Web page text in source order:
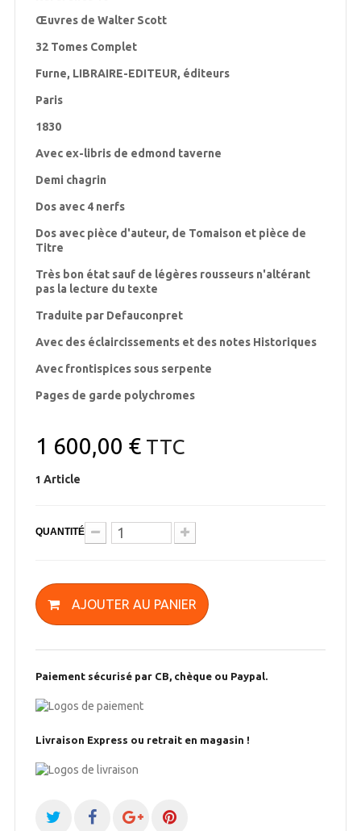
Œuvres de Walter Scott
32 Tomes Complet
Furne, LIBRAIRE-EDITEUR, éditeurs
Paris
1830
Avec ex-libris de edmond taverne
Demi chagrin
Dos avec 4 nerfs
Dos avec pièce d'auteur, de Tomaison et pièce de
Titre
Très bon état sauf de légères rousseurs n'altérant
pas la lecture du texte
Traduite par Defauconpret
Avec des éclaircissements et des notes Historiques
Avec frontispices sous serpente
Pages de garde polychromes
1 600,00 €TTC
1 Article
QUANTITÉ
AJOUTER AU PANIER
Paiement sécurisé par CB, chèque ou Paypal.
Livraison Express ou retrait en magasin !